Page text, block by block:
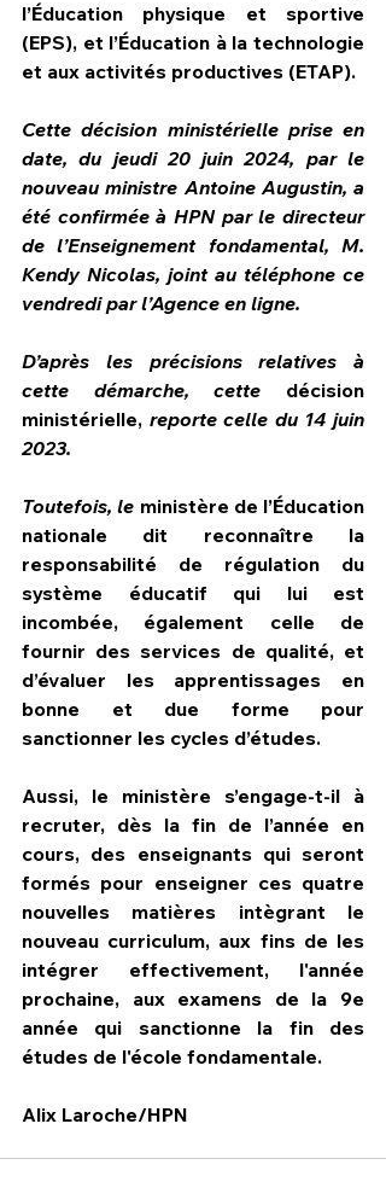
l’Éducation physique et sportive
(EPS), et l’Éducation à la technologie
et aux activités productives (ETAP).
Cette décision ministérielle prise en
date, du jeudi 20 juin 2024, par le
nouveau ministre Antoine Augustin, a
été confirmée à HPN par le directeur
de l’Enseignement fondamental, M.
Kendy Nicolas, joint au téléphone ce
vendredi par l’Agence en ligne.
D’après les précisions relatives à
cette démarche, cette décision
ministérielle, reporte celle du 14 juin
2023.
Toutefois, le ministère de l’Éducation
nationale dit reconnaître la
responsabilité de régulation du
système éducatif qui lui est
incombée, également celle de
fournir des services de qualité, et
d’évaluer les apprentissages en
bonne et due forme pour
sanctionner les cycles d’études.
Aussi, le ministère s’engage-t-il à
recruter, dès la fin de l’année en
cours, des enseignants qui seront
formés pour enseigner ces quatre
nouvelles matières intègrant le
nouveau curriculum, aux fins de les
intégrer effectivement, l'année
prochaine, aux examens de la 9e
année qui sanctionne la fin des
études de l'école fondamentale.
Alix Laroche/HPN